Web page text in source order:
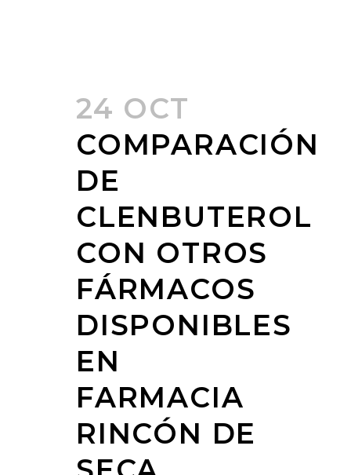
24 OCT
COMPARACIÓN
DE
CLENBUTEROL
CON OTROS
FÁRMACOS
DISPONIBLES
EN
FARMACIA
RINCÓN DE